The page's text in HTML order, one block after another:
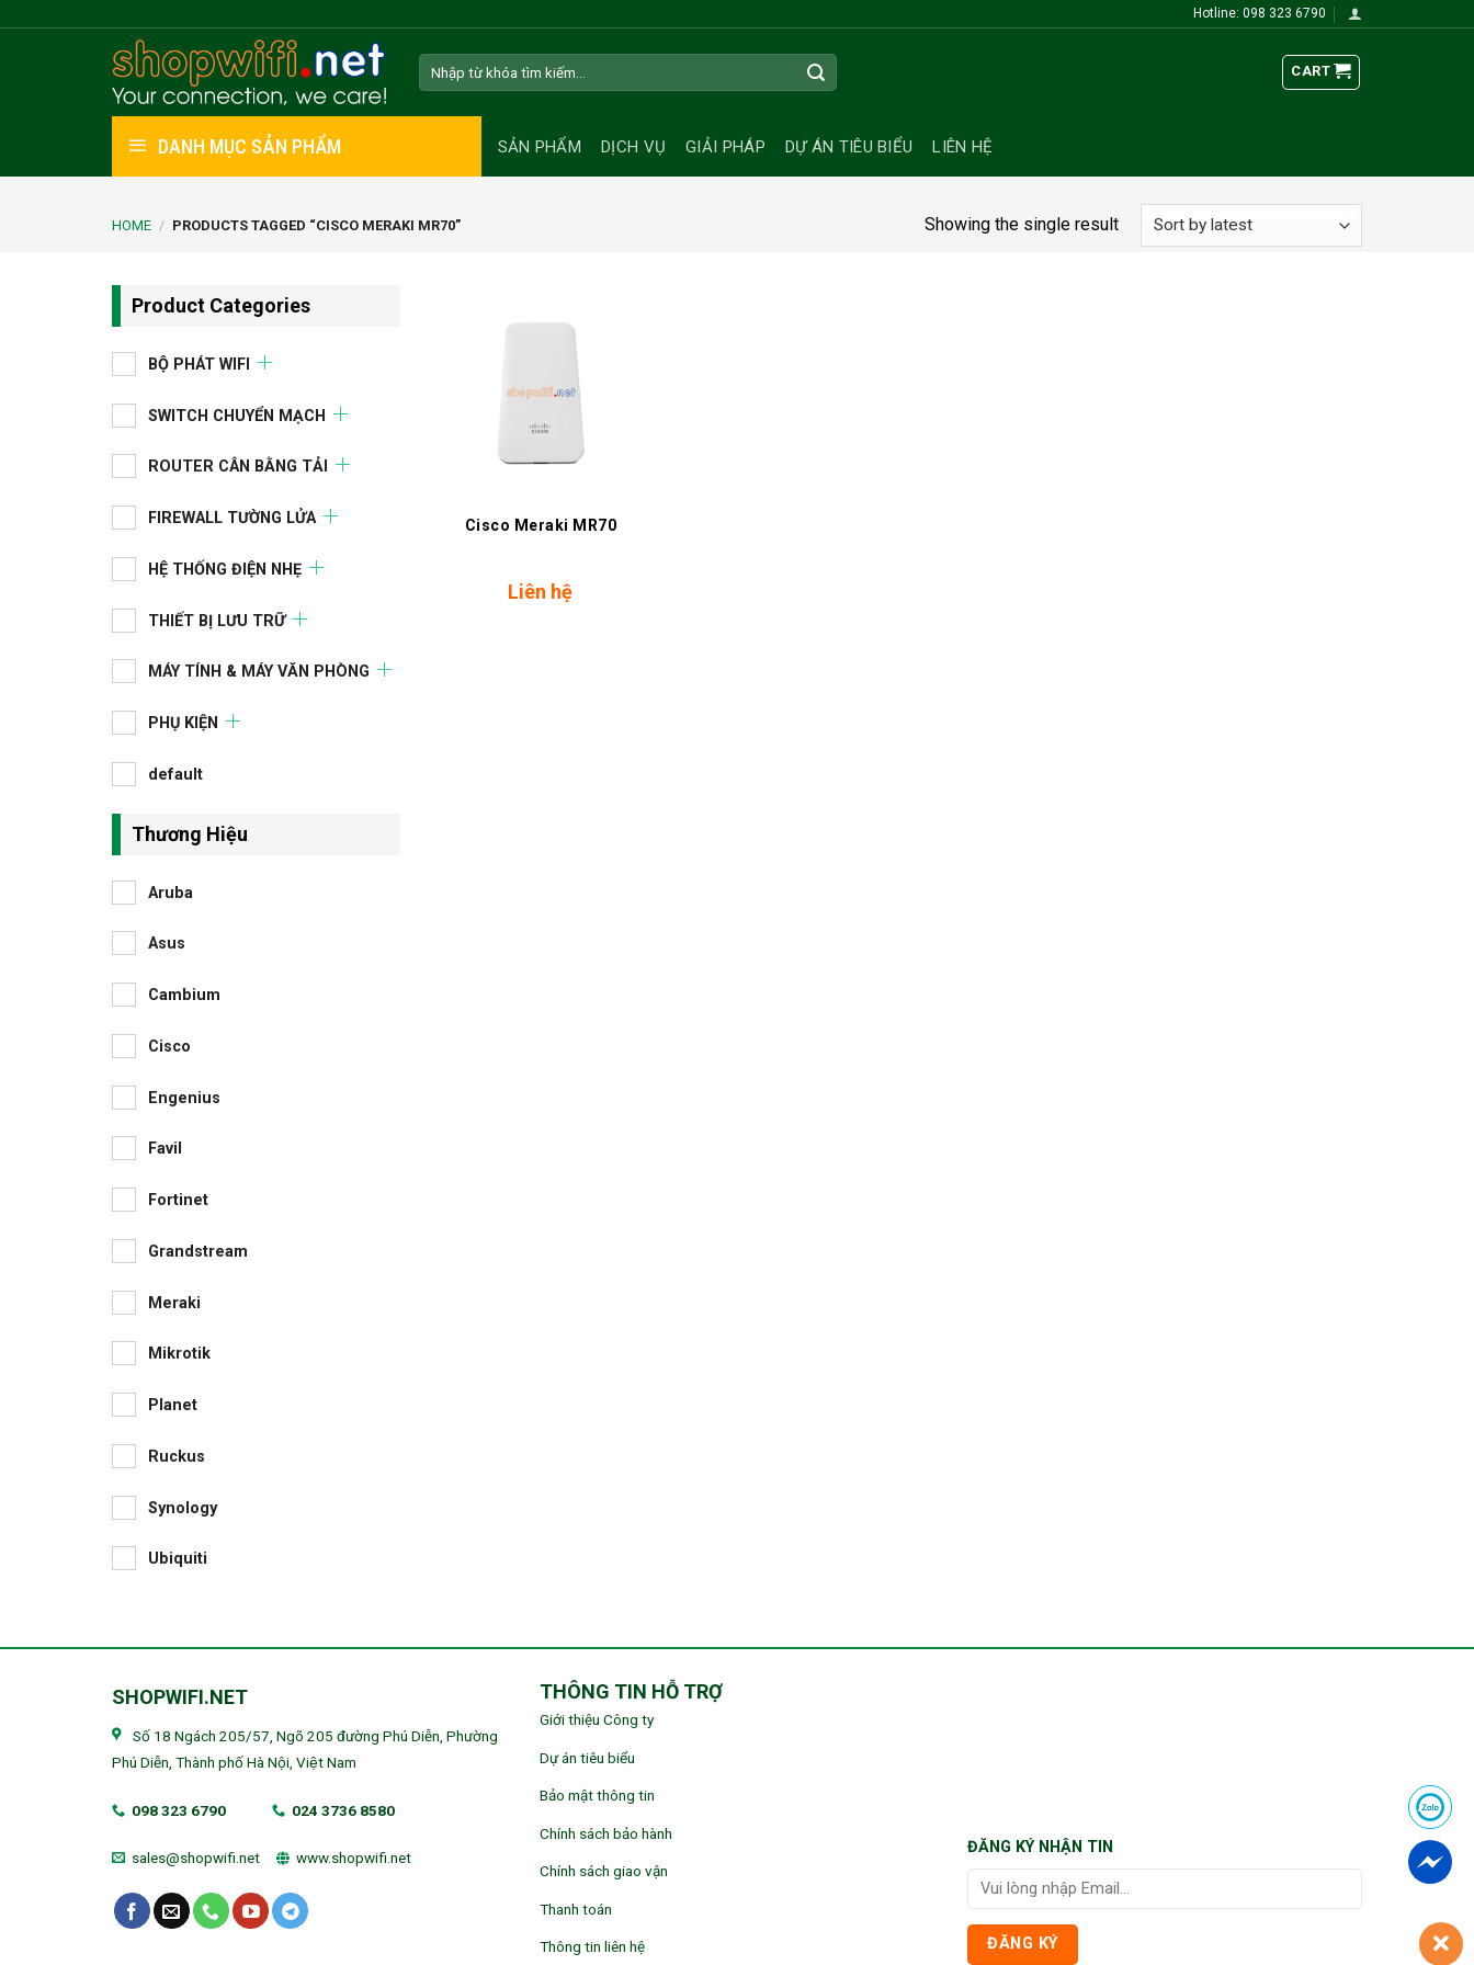
Hotline: 098 323 6790
CART
DANH MỤC SẢN PHẨM SẢN PHẨM DỊCH VỤ GIẢI PHÁP DỰ ÁN TIÊU BIỂU LIÊN HỆ
HOME / PRODUCTS TAGGED “CISCO MERAKI MR70” Showing the single result
Product Categories
BỘ PHÁT WIFI
SWITCH CHUYỂN MẠCH
ROUTER CÂN BẰNG TẢI
FIREWALL TƯỜNG LỬA
HỆ THỐNG ĐIỆN NHẸ
THIẾT BỊ LƯU TRỮ
MÁY TÍNH & MÁY VĂN PHÒNG
PHỤ KIỆN
default
Thương Hiệu
Aruba
Asus
Cambium
Cisco
Engenius
Favil
Fortinet
Grandstream
Meraki
Mikrotik
Planet
Ruckus
Synology
Ubiquiti
Cisco Meraki MR70
Liên hệ
SHOPWIFI.NET
Số 18 Ngách 205/57, Ngõ 205 đường Phú Diễn, Phường
Phú Diễn, Thành phố Hà Nội, Việt Nam
098 323 6790 024 3736 8580
sales@shopwifi.net www.shopwifi.net
THÔNG TIN HỖ TRỢ
Giới thiệu Công ty
Dự án tiêu biểu
Bảo mật thông tin
Chính sách bảo hành
Chính sách giao vận
Thanh toán
Thông tin liên hệ
ĐĂNG KÝ NHẬN TIN